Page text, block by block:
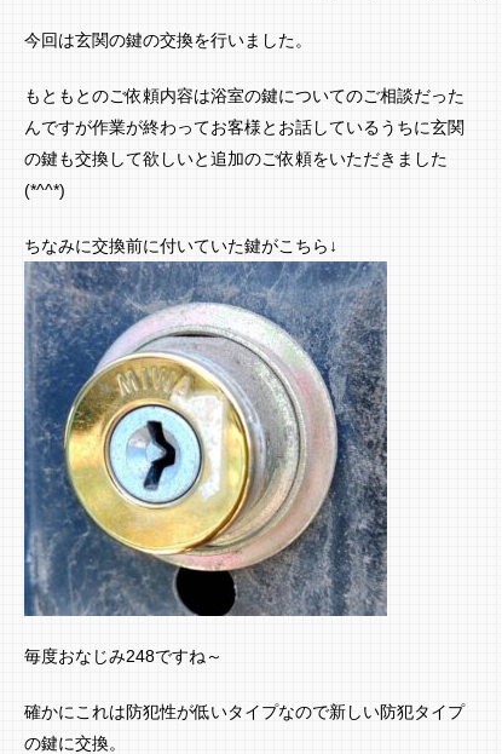
今回は玄関の鍵の交換を行いました。
もともとのご依頼内容は浴室の鍵についてのご相談だった
んですが作業が終わってお客様とお話しているうちに玄関
の鍵も交換して欲しいと追加のご依頼をいただきました
(*^^*)
ちなみに交換前に付いていた鍵がこちら↓
毎度おなじみ248ですね～
確かにこれは防犯性が低いタイプなので新しい防犯タイプ
の鍵に交換。